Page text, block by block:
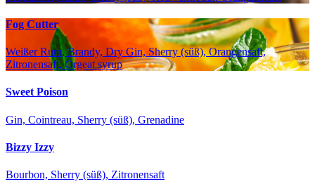
Fog Cutter
Weißer Rum, Brandy, Dry Gin, Sherry (süß), Orangensaft,
Zitronensaft, Orgeat syrup
Sweet Poison
Gin, Cointreau, Sherry (süß), Grenadine
Bizzy Izzy
Bourbon, Sherry (süß), Zitronensaft